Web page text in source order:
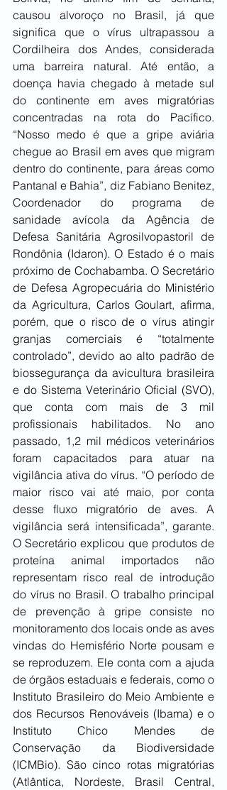
causou alvoroço no Brasil, já que
significa que o vírus ultrapassou a
Cordilheira dos Andes, considerada
uma barreira natural. Até então, a
doença havia chegado à metade sul
do continente em aves migratórias
concentradas na rota do Pacífico.
“Nosso medo é que a gripe aviária
chegue ao Brasil em aves que migram
dentro do continente, para áreas como
Pantanal e Bahia”, diz Fabiano Benitez,
Coordenador do programa de
sanidade avícola da Agência de
Defesa Sanitária Agrosilvopastoril de
Rondônia (Idaron). O Estado é o mais
próximo de Cochabamba. O Secretário
de Defesa Agropecuária do Ministério
da Agricultura, Carlos Goulart, afirma,
porém, que o risco de o vírus atingir
granjas comerciais é “totalmente
controlado”, devido ao alto padrão de
biossegurança da avicultura brasileira
e do Sistema Veterinário Oficial (SVO),
que conta com mais de 3 mil
profissionais habilitados. No ano
passado, 1,2 mil médicos veterinários
foram capacitados para atuar na
vigilância ativa do vírus. “O período de
maior risco vai até maio, por conta
desse fluxo migratório de aves. A
vigilância será intensificada”, garante.
O Secretário explicou que produtos de
proteína animal importados não
representam risco real de introdução
do vírus no Brasil. O trabalho principal
de prevenção à gripe consiste no
monitoramento dos locais onde as aves
vindas do Hemisfério Norte pousam e
se reproduzem. Ele conta com a ajuda
de órgãos estaduais e federais, como o
Instituto Brasileiro do Meio Ambiente e
dos Recursos Renováveis (Ibama) e o
Instituto Chico Mendes de
Conservação da Biodiversidade
(ICMBio). São cinco rotas migratórias
(Atlântica, Nordeste, Brasil Central,